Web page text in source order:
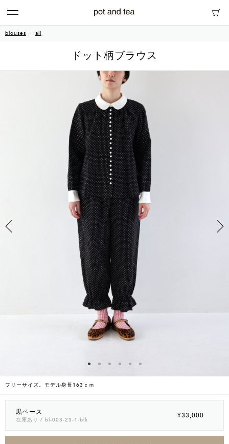
blouses all
ドット柄ブラウス
フリーサイズ。モデル身長163ｃｍ
黒ベース
在庫あり / bl-003-23-1-blk
¥33,000